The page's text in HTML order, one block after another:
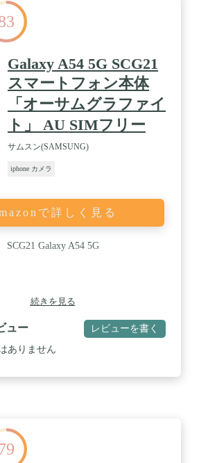
Galaxy A54 5G SCG21
スマートフォン本体
「オーサムグラファイ
ト」 AU SIMフリー
サムスン(SAMSUNG)
iphone カメラ
で詳しく見る
SCG21 Galaxy A54 5G
続きを見る
ュー レビューを書く
ありません